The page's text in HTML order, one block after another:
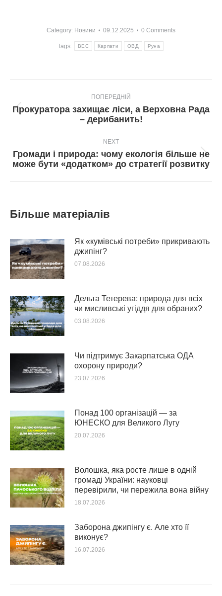
Category: Новини 09.12.2025 0 Comments
Tags: ВЕС Карпати ОВД Руна
navigation
ПОПЕРЕДНІЙ
Попередній
пост:
Прокуратора захищає ліси, а Верховна Рада
– дерибанить!
NEXT
Next
post:
Громади і природа: чому екологія більше не
може бути «додатком» до стратегії розвитку
Більше матеріалів
Як «кумівські потреби» прикривають
джипінг?
07.08.2026
Дельта Тетерева: природа для всіх
чи мисливські угіддя для обраних?
03.08.2026
Чи підтримує Закарпатська ОДА
охорону природи?
23.07.2026
Понад 100 організацій — за
ЮНЕСКО для Великого Лугу
20.07.2026
Волошка, яка росте лише в одній
громаді України: науковці
перевірили, чи пережила вона війну
18.07.2026
Заборона джипінгу є. Але хто її
виконує?
16.07.2026